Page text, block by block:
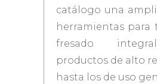
catálogo una
herramientas para
fresado
productos de alto
hasta los de uso